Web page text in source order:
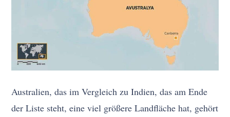
Australien, das im Vergleich zu Indien, das am Ende
der Liste steht, eine viel größere Landfläche hat, gehört